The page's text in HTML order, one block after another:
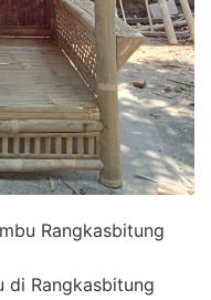
Rangkasbitung
di Rangkasbitung